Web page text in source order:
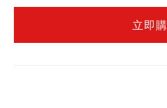
立即